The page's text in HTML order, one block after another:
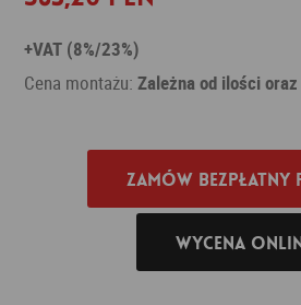
+VAT (8%/23%)
Cena montażu:Zależna od ilości
Zamów bezpłatny
Wycena